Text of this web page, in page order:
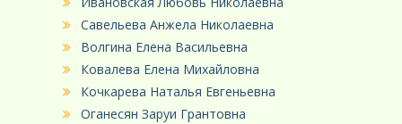
Савельева Анжела Николаевна
Волгина Елена Васильевна
Ковалева Елена Михайловна
Кочкарева Наталья Евгеньевна
Оганесян Заруи Грантовна